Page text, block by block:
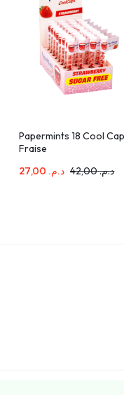
Papermints 18 Cool
Fraise
د.م.
د.م.42,00